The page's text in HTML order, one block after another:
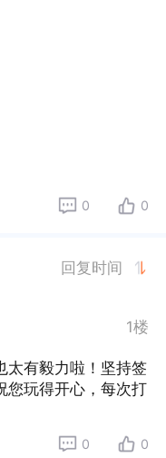
0 0
回复时间
1楼
太有毅力啦！坚持签
您玩得开心，每次打
0 0